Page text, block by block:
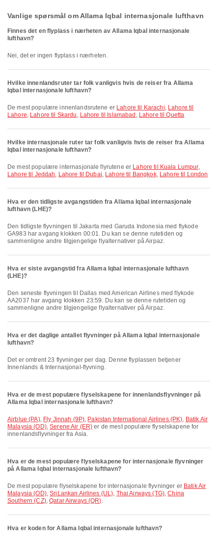
Vanlige spørsmål om Allama Iqbal internasjonale lufthavn
Finnes det en flyplass i nærheten av Allama Iqbal internasjonale
lufthavn?
Nei, det er ingen flyplass i nærheten.
Hvilke innenlandsruter tar folk vanligvis hvis de reiser fra Allama
Iqbal internasjonale lufthavn?
De mest populære innenlandsrutene er Lahore til Karachi, Lahore til
Lahore, Lahore til Skardu , Lahore til Islamabad , Lahore til Quetta
Hvilke internasjonale ruter tar folk vanligvis hvis de reiser fra Allama
Iqbal internasjonale lufthavn?
De mest populære internasjonale flyrutene er Lahore til Kuala Lumpur,
Lahore til Jeddah, Lahore til Dubai, Lahore til Bangkok, Lahore til London
Hva er den tidligste avgangstiden fra Allama Iqbal internasjonale
lufthavn (LHE)?
Den tidligste flyvningen til Jakarta med Garuda Indonesia med flykode
GA983 har avgang klokken 00:01. Du kan se denne rutetiden og
sammenligne andre tilgjengelige flyalternativer på Airpaz.
Hva er siste avgangstid fra Allama Iqbal internasjonale lufthavn
(LHE)?
Den seneste flyvningen til Dallas med American Airlines med flykode
AA2037 har avgang klokken 23:59. Du kan se denne rutetiden og
sammenligne andre tilgjengelige flyalternativer på Airpaz.
Hva er det daglige antallet flyvninger på Allama Iqbal internasjonale
lufthavn?
Det er omtrent 23 flyvninger per dag. Denne flyplassen betjener
Innenlands & Internasjonal-flyvning.
Hva er de mest populære flyselskapene for innenlandsflyvninger på
Allama Iqbal internasjonale lufthavn?
Airblue (PA), Fly Jinnah (9P), Pakistan International Airlines (PK), Batik Air
Malaysia (OD),Serene Air (ER) er de mest populære flyselskapene for
innenlandsflyvninger fra Asia.
Hva er de mest populære flyselskapene for internasjonale flyvninger
på Allama Iqbal internasjonale lufthavn?
De mest populære flyselskapene for internasjonale flyvninger er Batik Air
Malaysia (OD),SriLankan Airlines (UL), Thai Airways (TG),China
Southern (CZ),Qatar Airways (QR).
Hva er koden for Allama Iqbal internasjonale lufthavn?